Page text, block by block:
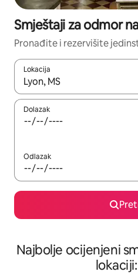
Smještaji za odmor
Pronađite i rezervišite
Lokacija
Kad rezultati budu dostupni,
Dolazak
Odlazak
Najbolje ocijenjeni